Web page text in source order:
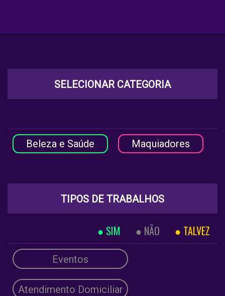
SELECIONAR CATEGORIA
Beleza e Saúde Maquiadores
TIPOS DE TRABALHOS
SIM NÃO TALVEZ
Eventos
Atendimento Domiciliar